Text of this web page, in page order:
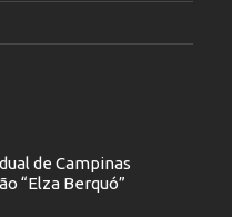
de Campinas
“Elza Berquó”